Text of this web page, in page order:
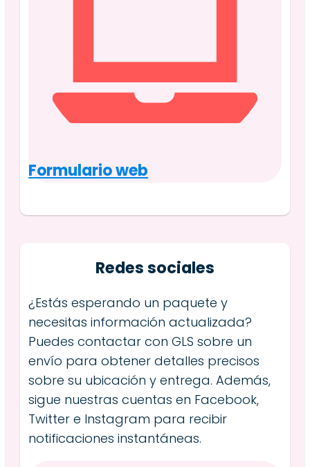
Formulario web
Redes sociales
¿Estás esperando un paquete y
necesitas información actualizada?
Puedes contactar con GLS sobre un
envío para obtener detalles precisos
sobre su ubicación y entrega. Además,
sigue nuestras cuentas en Facebook,
Twitter e Instagram para recibir
notificaciones instantáneas.